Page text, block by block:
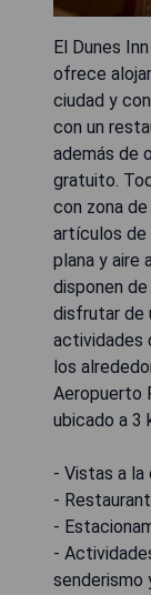
El Dunes
ofrece
ciudad y
con un
además de
gratuito.
con zona
artículos de
plana y aire
disponen
disfrutar de
actividades
los
Aeropuerto
ubicado a 3
- Vistas a la
-
-
-
senderismo